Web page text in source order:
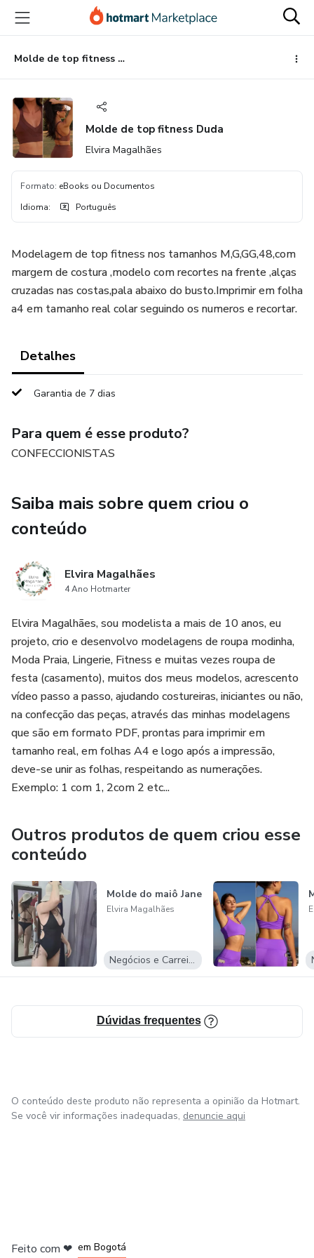
para
conteúdo
principal
para
pagamento
para
rodapé
Molde de top fitness Duda
Molde de top fitness Duda
Elvira Magalhães
Formato: eBooks ou Documentos
Idioma: Português
Modelagem de top fitness nos tamanhos M,G,GG,48,com
margem de costura ,modelo com recortes na frente ,alças
cruzadas nas costas,pala abaixo do busto.Imprimir em folha
a4 em tamanho real colar seguindo os numeros e recortar.
Detalhes
Garantia de 7 dias
Para quem é esse produto?
CONFECCIONISTAS
Saiba mais sobre quem criou o
conteúdo
Elvira Magalhães
4 Ano Hotmarter
Elvira Magalhães, sou modelista a mais de 10 anos, eu
projeto, crio e desenvolvo modelagens de roupa modinha,
Moda Praia, Lingerie, Fitness e muitas vezes roupa de
festa (casamento), muitos dos meus modelos, acrescento
vídeo passo a passo, ajudando costureiras, iniciantes ou não,
na confecção das peças, através das minhas modelagens
que são em formato PDF, prontas para imprimir em
tamanho real, em folhas A4 e logo após a impressão,
deve-se unir as folhas, respeitando as numerações.
Exemplo: 1 com 1, 2com 2 etc...
Outros produtos de quem criou esse
conteúdo
Molde do maiô Jane
Elvira Magalhães
Negócios e Carreira
Dúvidas frequentes
O conteúdo deste produto não representa a opinião da Hotmart.
Se você vir informações inadequadas, denuncie aqui
Feito com ❤ em Bogotá